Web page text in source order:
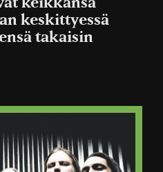
keikkansa
keskittyessä
takaisin